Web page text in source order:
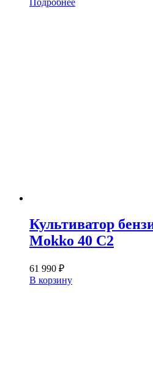
Подробнее
Культиватор
Mokko 40 C2
61 990 ₽
В корзину